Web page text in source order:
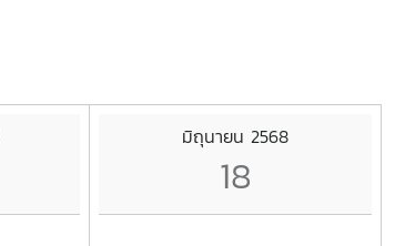
มิถุนายน 2568
18